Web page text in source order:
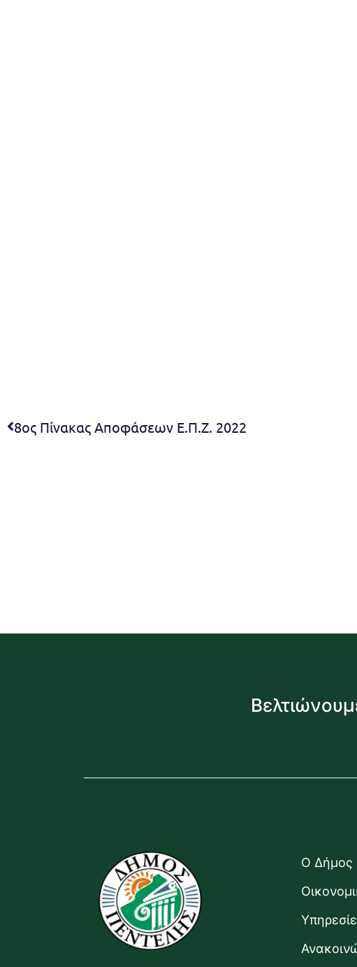
8ος Πίνακας Αποφάσεων Ε.Π.Ζ. 2022
Ο Δήμος